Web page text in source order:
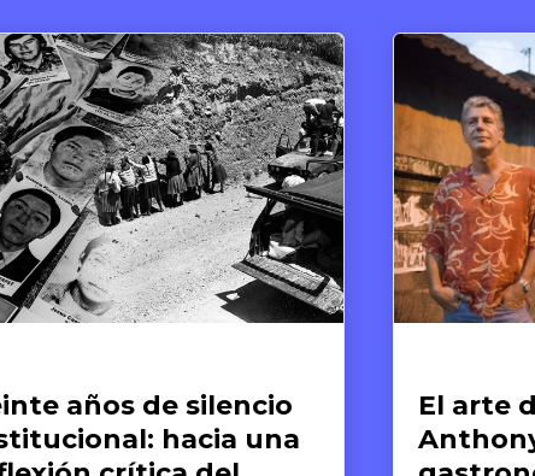
El arte de compartir:
Anthony Bourdain y la
El